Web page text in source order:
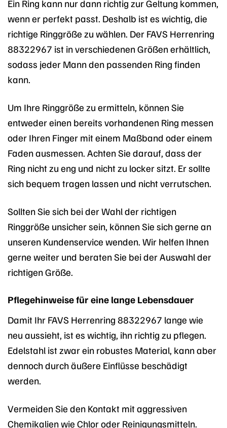
Ein Ring kann nur dann richtig zur Geltung kommen,
wenn er perfekt passt. Deshalb ist es wichtig, die
richtige Ringgröße zu wählen. Der FAVS Herrenring
88322967 ist in verschiedenen Größen erhältlich,
sodass jeder Mann den passenden Ring finden
kann.
Um Ihre Ringgröße zu ermitteln, können Sie
entweder einen bereits vorhandenen Ring messen
oder Ihren Finger mit einem Maßband oder einem
Faden ausmessen. Achten Sie darauf, dass der
Ring nicht zu eng und nicht zu locker sitzt. Er sollte
sich bequem tragen lassen und nicht verrutschen.
Sollten Sie sich bei der Wahl der richtigen
Ringgröße unsicher sein, können Sie sich gerne an
unseren Kundenservice wenden. Wir helfen Ihnen
gerne weiter und beraten Sie bei der Auswahl der
richtigen Größe.
Pflegehinweise für eine lange Lebensdauer
Damit Ihr FAVS Herrenring 88322967 lange wie
neu aussieht, ist es wichtig, ihn richtig zu pflegen.
Edelstahl ist zwar ein robustes Material, kann aber
dennoch durch äußere Einflüsse beschädigt
werden.
Vermeiden Sie den Kontakt mit aggressiven
Chemikalien wie Chlor oder Reinigungsmitteln.